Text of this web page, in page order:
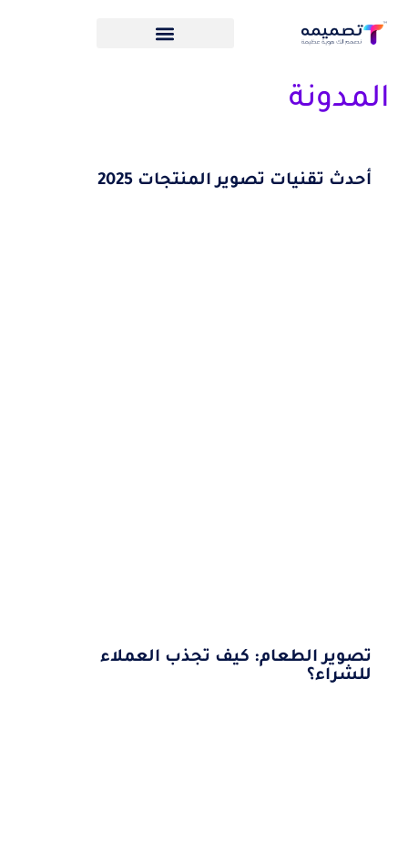
المدونة
أحدث تقنيات تصوير المنتجات 2025
تصوير الطعام: كيف تجذب العملاء
للشراء؟